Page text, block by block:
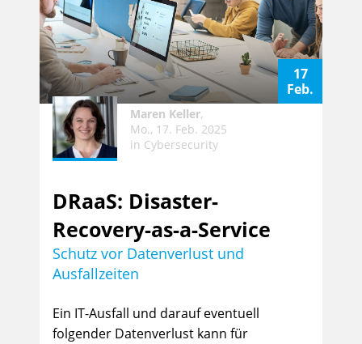
17
Feb.
Maren Keller,
Mo., 17. Feb. 2025
in Cybersecurity
DRaaS: Disaster-
Recovery-as-a-Service
Schutz vor Datenverlust und
Ausfallzeiten
Ein IT-Ausfall und darauf eventuell
folgender Datenverlust kann für